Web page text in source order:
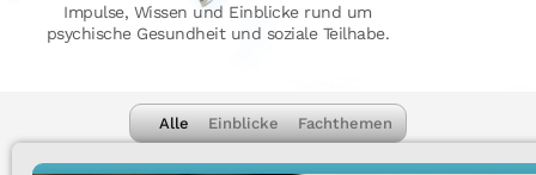
Impulse, Wissen und Einblicke rund um
psychische Gesundheit und soziale Teilhabe.
Einblicke Fachthemen
Alle